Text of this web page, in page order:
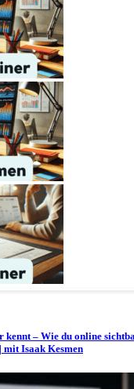
kennt – Wie du online
Isaak Kesmen